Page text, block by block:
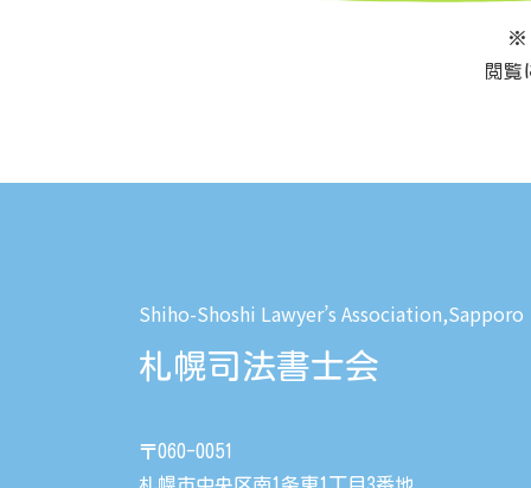
※
閲覧
Shiho-Shoshi Lawyer’s Association,Sapporo
札幌司法書士会
〒060-0051